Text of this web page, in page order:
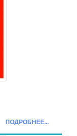
ПОДРОБНЕЕ...